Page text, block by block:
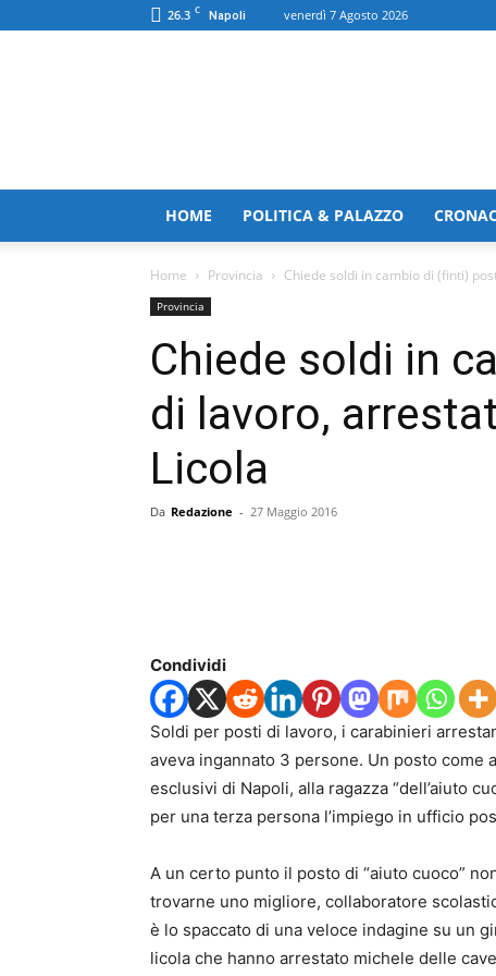
26.3 C Napoli venerdì 7 Agosto 2026
HOME POLITICA & PALAZZO
Home Provincia Chiede soldi in cambio di (finti)
Provincia
Chiede soldi in
di lavoro,
Licola
Da Redazione - 27 Maggio 2016
Condividi
Soldi per posti di lavoro, i carabinieri
aveva ingannato 3 persone. Un posto
esclusivi di Napoli, alla ragazza “dell’aiuto
per una terza persona l’impiego in ufficio
A un certo punto il posto di “aiuto cuoco”
trovarne uno migliore, collaboratore
è lo spaccato di una veloce indagine su un
licola che hanno arrestato michele delle